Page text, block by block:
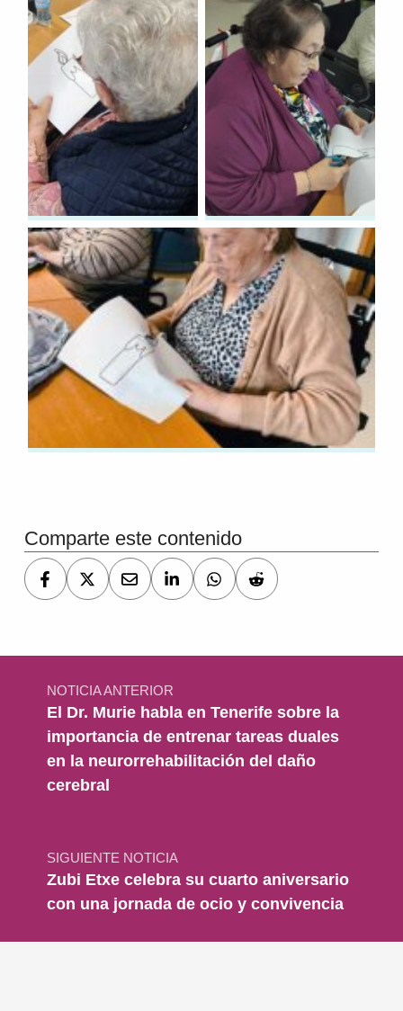
Comparte este contenido
Navegación de entradas
NOTICIA ANTERIOR
El Dr. Murie habla en Tenerife sobre la
importancia de entrenar tareas duales
en la neurorrehabilitación del daño
cerebral
SIGUIENTE NOTICIA
Zubi Etxe celebra su cuarto aniversario
con una jornada de ocio y convivencia